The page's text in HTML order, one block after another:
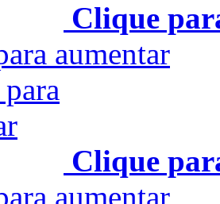
Clique
aumentar
Clique
aumentar